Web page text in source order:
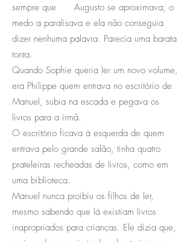
sempre que Augusto se aproximava; o
medo a paralisava e ela não conseguia
dizer nenhuma palavra. Parecia uma barata
tonta.
Quando Sophie queria ler um novo volume,
era Philippe quem entrava no escritório de
Manuel, subia na escada e pegava os
livros para a irmã.
O escritório ficava à esquerda de quem
entrava pelo grande salão, tinha quatro
prateleiras recheadas de livros, como em
uma biblioteca.
Manuel nunca proibiu os filhos de ler,
mesmo sabendo que lá existiam livros
inapropriados para crianças. Ele dizia que,